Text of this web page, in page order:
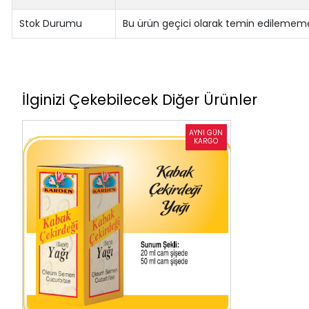
Stok Durumu Bu ürün geçici olarak temin
İlginizi Çekebilecek Diğer Ürünler